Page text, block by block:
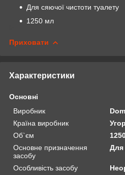
Для сяючої чистоти туалету
1250 мл
Приховати
Характеристики
Основні
Виробник
Країна виробник
Об`єм
Основне призначення
засобу
Для
Особливість засобу